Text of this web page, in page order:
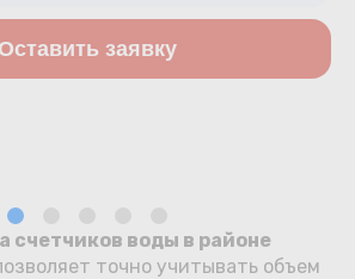
Оставить заявку
счетчиков воды в районе
точно учитывать объем